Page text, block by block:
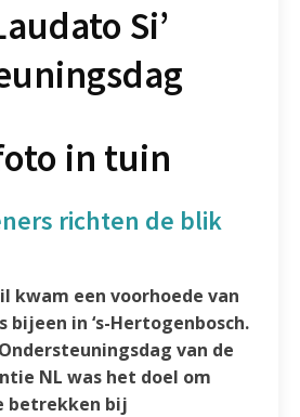
Si’
richten de blik
kwam een voorhoede van
in ‘s-Hertogenbosch.
van de
NL was het doel om
betrekken bij